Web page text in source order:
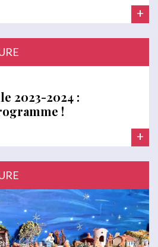
+
2023-2024 :
!
+